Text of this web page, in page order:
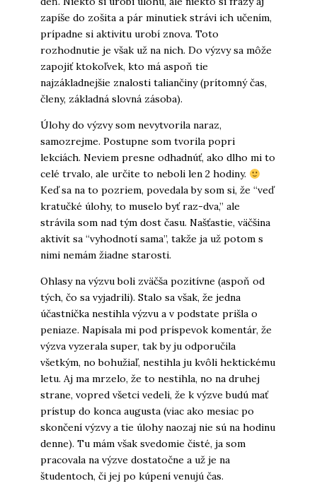
zapíše do zošita a pár minutiek strávi ich učením,
prípadne si aktivitu urobí znova. Toto
rozhodnutie je však už na nich. Do výzvy sa môže
zapojiť ktokoľvek, kto má aspoň tie
najzákladnejšie znalosti taliančiny (prítomný čas,
členy, základná slovná zásoba).
Úlohy do výzvy som nevytvorila naraz,
samozrejme. Postupne som tvorila popri
lekciách. Neviem presne odhadnúť, ako dlho mi to
celé trvalo, ale určite to neboli len 2 hodiny.
Keď sa na to pozriem, povedala by som si, že “veď
kratučké úlohy, to muselo byť raz-dva,” ale
strávila som nad tým dost času. Našťastie, väčšina
aktivít sa “vyhodnotí sama”, takže ja už potom s
nimi nemám žiadne starosti.
Ohlasy na výzvu boli zväčša pozitívne (aspoň od
tých, čo sa vyjadrili). Stalo sa však, že jedna
účastníčka nestihla výzvu a v podstate prišla o
peniaze. Napísala mi pod príspevok komentár, že
výzva vyzerala super, tak by ju odporučila
všetkým, no bohužiaľ, nestihla ju kvôli hektickému
letu. Aj ma mrzelo, že to nestihla, no na druhej
strane, vopred všetci vedeli, že k výzve budú mať
prístup do konca augusta (viac ako mesiac po
skončení výzvy a tie úlohy naozaj nie sú na hodinu
denne). Tu mám však svedomie čisté, ja som
pracovala na výzve dostatočne a už je na
študentoch, či jej po kúpení venujú čas.